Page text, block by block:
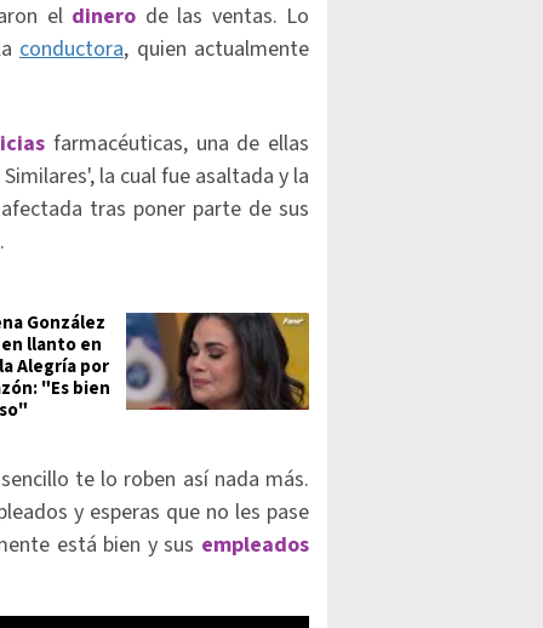
el dinero de las ventas. Lo
conductora, quien actualmente
farmacéuticas, una de ellas
la cual fue asaltada y la
tras poner parte de sus
González
llanto en
Alegría por
"Es bien
te lo roben así nada más.
y esperas que no les pase
está bien y sus empleados